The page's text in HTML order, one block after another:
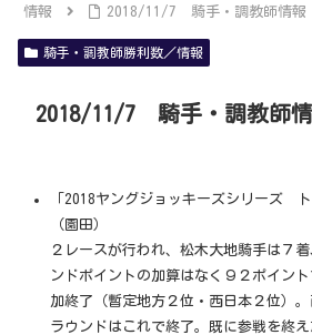
情報
2018/11/7 騎手・調教師情報
騎手・調教師勝利数／情報
2018/11/7 騎手・調教師
「2018ヤングジョッキーズシリーズ ト
（園田）
２レースが行われ、松木大地騎手は７
ンドポイントの加算はなく９２ポイン
加終了（暫定地方２位・西日本２位）
ラウンドはこれで終了。既に参戦を終